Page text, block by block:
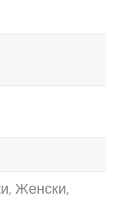
, Женски,